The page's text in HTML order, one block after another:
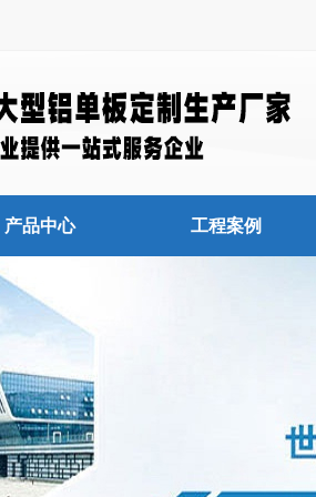
产品中心 工程案例